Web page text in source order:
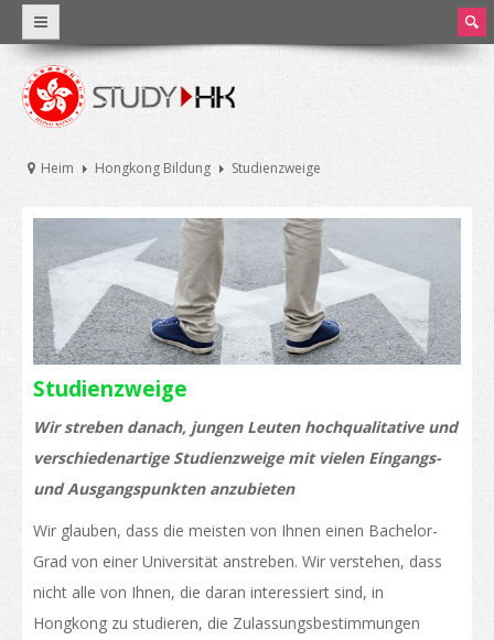
Warum Hong Kong
Hong Kong und Bildung
HongKongsBildungssystem
Studiengebühren und Lebenshaltungskosten
Stipendien
Praktika und Teilzeitjobs
Universitäten und höhere Bildung
Berufliche und fachliche Aus- und Weiterbildung
Qualifikationsrahmen
ear
ch
Heim Hongkong Bildung Studienzweige
Studienzweige
Wir streben danach, jungen Leuten hochqualitative und
verschiedenartige Studienzweige mit vielen Eingangs-
und Ausgangspunkten anzubieten
Wir glauben, dass die meisten von Ihnen einen Bachelor-
Grad von einer Universität anstreben. Wir verstehen, dass
nicht alle von Ihnen, die daran interessiert sind, in
Hongkong zu studieren, die Zulassungsbestimmungen